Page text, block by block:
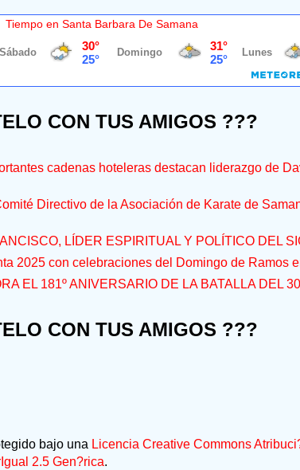
Tiempo en Santa Barbara De Samana
CON TUS AMIGOS ???
cadenas hoteleras destacan liderazgo de
Directivo de la Asociación de Karate de
LÍDER ESPIRITUAL Y POLÍTICO DEL
2025 con celebraciones del Domingo de Ramos
EL 181º ANIVERSARIO DE LA BATALLA DEL
CON TUS AMIGOS ???
bajo una Licencia Creative Commons
2.5 Gen?rica.